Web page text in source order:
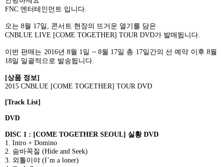
FNC 엔터테인먼트 입니다.
오는 8월 17일 , 콘서트 현장의 뜨거운 열기를 담은
CNBLUE LIVE [COME TOGETHER] TOUR DVD가 발매됩니다.
이번 판매는 2016년 8월 1일 ~ 8월 17일 총 17일간의 선 예약 이후 8월
18일 일괄적으로 발송됩니다.
[상품 정보]
2015 CNBLUE [COME TOGETHER] TOUR DVD
[Track List]
DVD
DISC 1 : [COME TOGETHER SEOUL] 실황DVD
1. Intro + Domino
2. 숨바꼭질 (Hide and Seek)
3. 외톨이야 (I’m a loner)